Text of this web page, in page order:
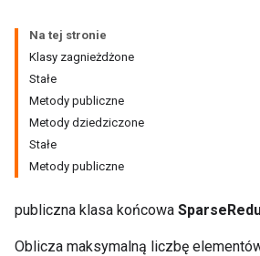
Na tej stronie
Klasy zagnieżdżone
Stałe
Metody publiczne
Metody dziedziczone
Stałe
Metody publiczne
publiczna klasa końcowa
Oblicza maksymalną liczbę